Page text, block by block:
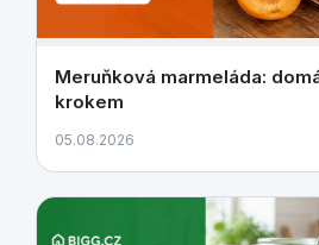
Meruňková marmeláda:
krokem
05.08.2026